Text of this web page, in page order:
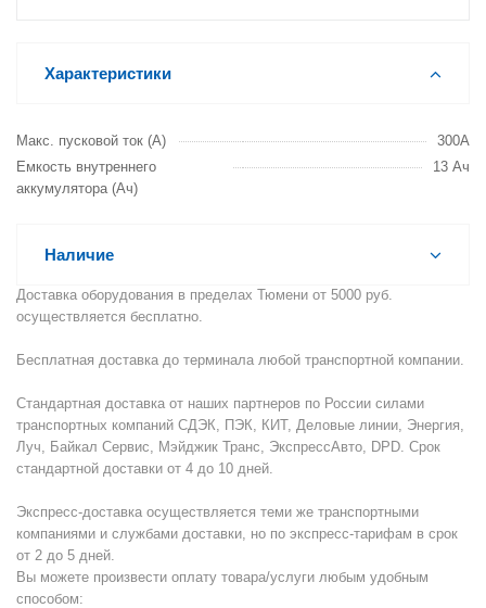
Характеристики
Макс. пусковой ток (А)
300А
Емкость внутреннего
аккумулятора (Ач)
13 Ач
Наличие
Доставка оборудования в пределах Тюмени от 5000 руб.
осуществляется бесплатно.
Бесплатная доставка до терминала любой транспортной компании.
Стандартная доставка от наших партнеров по России силами
транспортных компаний СДЭК, ПЭК, КИТ, Деловые линии, Энергия,
Луч, Байкал Сервис, Мэйджик Транс, ЭкспрессАвто, DPD. Срок
стандартной доставки от 4 до 10 дней.
Экспресс-доставка осуществляется теми же транспортными
компаниями и службами доставки, но по экспресс-тарифам в срок
от 2 до 5 дней.
Вы можете произвести оплату товара/услуги любым удобным
способом: